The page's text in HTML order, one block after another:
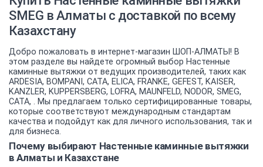
SMEG в Алматы с доставкой по всему
Казахстану
Добро пожаловать в интернет-магазин ШОП-АЛМАТЫ! В
этом разделе вы найдете огромный выбор Настенные
каминные вытяжки от ведущих производителей, таких как
ARDESIA, BOMPANI, CATA, ELICA, FRANKE, GEFEST, KAISER,
KANZLER, KUPPERSBERG, LOFRA, MAUNFELD, NODOR, SMEG,
СATA, . Мы предлагаем только сертифицированные товары,
которые соответствуют международным стандартам
качества и подойдут как для личного использования, так и
для бизнеса.
Почему выбирают Настенные каминные вытяжки
в Алматы и Казахстане